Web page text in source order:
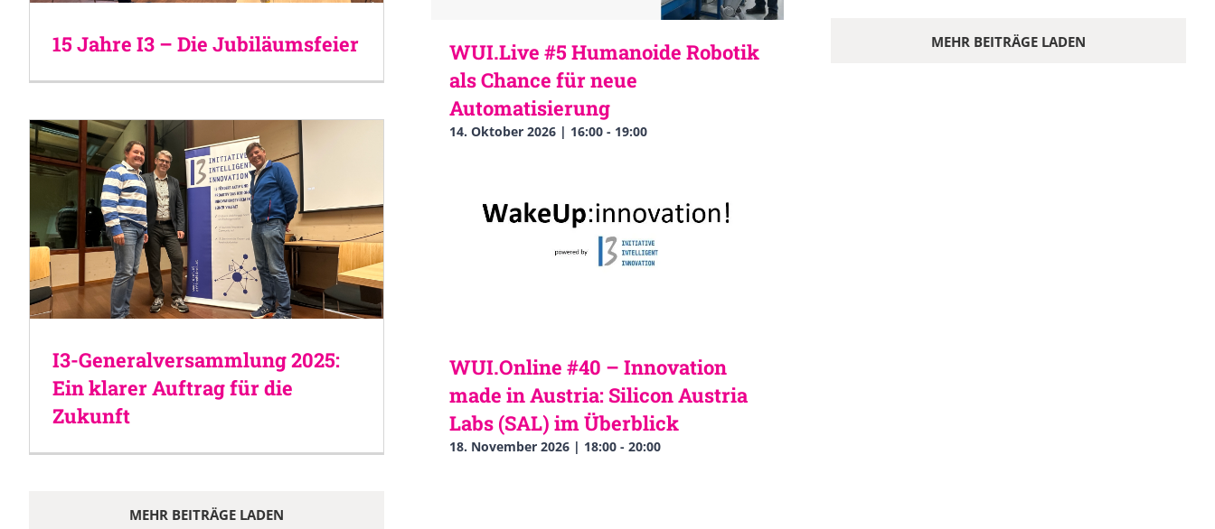
15 Jahre I3 – Die Jubiläumsfeier
I3-Generalversammlung 2025:
Ein klarer Auftrag für die
Zukunft
MEHR BEITRÄGE LADEN
WUI.Live #5 Humanoide Robotik
als Chance für neue
Automatisierung
14. Oktober 2026 | 16:00- 19:00
WUI.Online #40 – Innovation
made in Austria: Silicon Austria
Labs (SAL) im Überblick
18. November 2026 | 18:00- 20:00
MEHR BEITRÄGE LADEN